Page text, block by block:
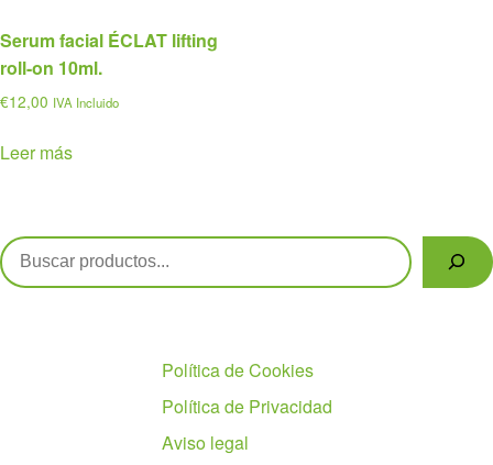
Serum facial ÉCLAT lifting
roll-on 10ml.
€12,00 IVA Incluido
Leer más
Buscar
Política de Cookies
Política de Privacidad
Aviso legal